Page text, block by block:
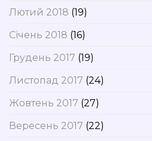
Лютий 2018 (19)
Січень 2018 (16)
Грудень 2017 (19)
Листопад 2017 (24)
Жовтень 2017 (27)
Вересень 2017 (22)